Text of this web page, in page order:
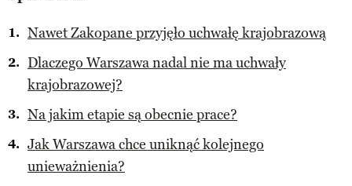
Nawet Zakopane przyjęło uchwałę krajobrazową
Dlaczego Warszawa nadal nie ma uchwały
krajobrazowej?
Na jakim etapie są obecnie prace?
Jak Warszawa chce uniknąć kolejnego
unieważnienia?